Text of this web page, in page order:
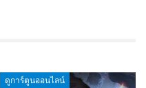
ดูการ์ตูนออนไลน์